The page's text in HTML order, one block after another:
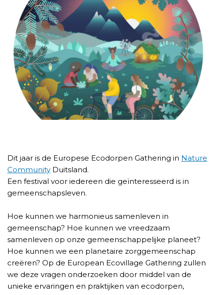
Dit jaar is de Europese Ecodorpen Gathering in Nature
Community Duitsland.
Een festival voor iedereen die geïnteresseerd is in
gemeenschapsleven.
Hoe kunnen we harmonieus samenleven in
gemeenschap? Hoe kunnen we vreedzaam
samenleven op onze gemeenschappelijke planeet?
Hoe kunnen we een planetaire zorggemeenschap
creëren? Op de European Ecovillage Gathering zullen
we deze vragen onderzoeken door middel van de
unieke ervaringen en praktijken van ecodorpen,